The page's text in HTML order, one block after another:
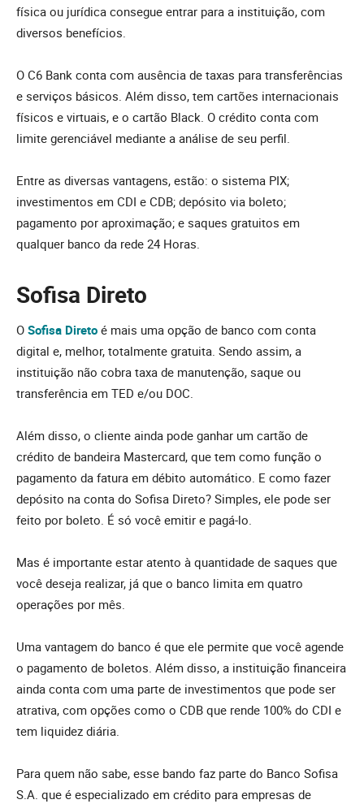
física ou jurídica consegue entrar para a instituição, com
diversos benefícios.
O C6 Bank conta com ausência de taxas para transferências
e serviços básicos. Além disso, tem cartões internacionais
físicos e virtuais, e o cartão Black. O crédito conta com
limite gerenciável mediante a análise de seu perfil.
Entre as diversas vantagens, estão: o sistema PIX;
investimentos em CDI e CDB; depósito via boleto;
pagamento por aproximação; e saques gratuitos em
qualquer banco da rede 24 Horas.
Sofisa Direto
O Sofisa Direto é mais uma opção de banco com conta
digital e, melhor, totalmente gratuita. Sendo assim, a
instituição não cobra taxa de manutenção, saque ou
transferência em TED e/ou DOC.
Além disso, o cliente ainda pode ganhar um cartão de
crédito de bandeira Mastercard, que tem como função o
pagamento da fatura em débito automático. E como fazer
depósito na conta do Sofisa Direto? Simples, ele pode ser
feito por boleto. É só você emitir e pagá-lo.
Mas é importante estar atento à quantidade de saques que
você deseja realizar, já que o banco limita em quatro
operações por mês.
Uma vantagem do banco é que ele permite que você agende
o pagamento de boletos. Além disso, a instituição financeira
ainda conta com uma parte de investimentos que pode ser
atrativa, com opções como o CDB que rende 100% do CDI e
tem liquidez diária.
Para quem não sabe, esse bando faz parte do Banco Sofisa
S.A. que é especializado em crédito para empresas de